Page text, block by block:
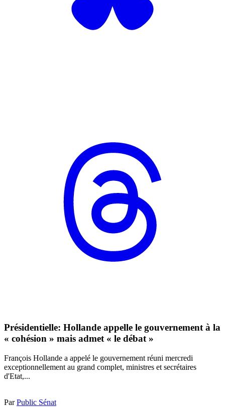
Présidentielle: Hollande appelle le gouvernement à la
« cohésion » mais admet « le débat »
François Hollande a appelé le gouvernement réuni mercredi
exceptionnellement au grand complet, ministres et secrétaires
d'Etat,...
ParPublic Sénat